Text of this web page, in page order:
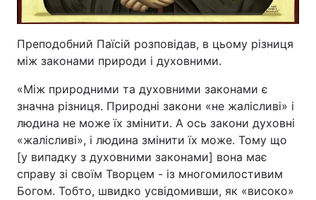
Моніторинг Пресцентр
Преподобний Паїсій розповідав, в цьому різниця
між законами природи і духовними.
«Між природними та духовними законами є
значна різниця. Природні закони «не жалісливі» і
людина не може їх змінити. А ось закони духовні
«жалісливі», і людина змінити їх може. Тому що
[у випадку з духовними законами] вона має
справу зі своїм Творцем - із многомилостивим
Богом. Тобто, швидко усвідомивши, як «високо»